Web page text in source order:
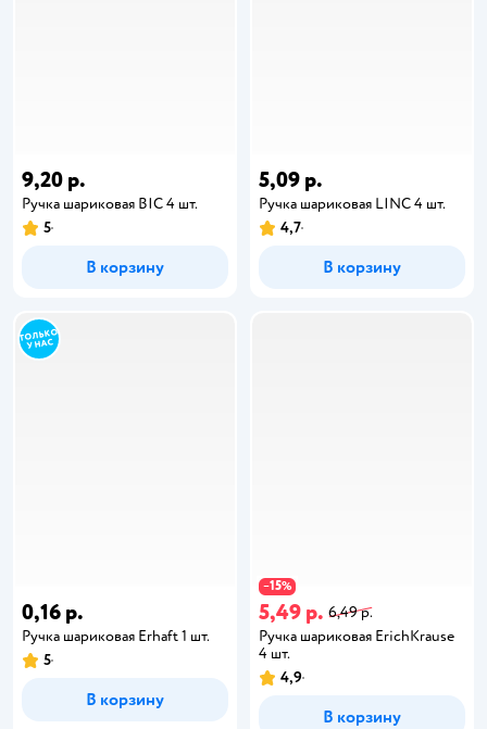
9,20 р.
Ручка шариковая BIC 4 шт.
5
В корзину
5,09 р.
Ручка шариковая LINC 4 шт.
4,7
В корзину
0,16 р.
Ручка шариковая Erhaft 1 шт.
5
В корзину
−15%
5,49 р. 6,49 р.
Ручка шариковая ErichKrause
4 шт.
4,9
В корзину